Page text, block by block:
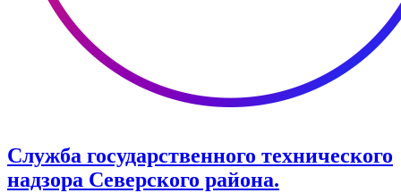
Служба государственного технического
надзора Северского района.